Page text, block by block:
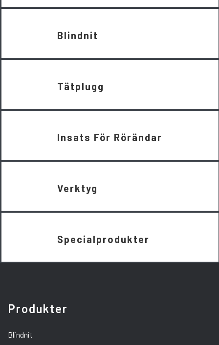
Blindnit
Tätplugg
Insats För Rörändar
Verktyg
Specialprodukter
Produkter
Blindnit